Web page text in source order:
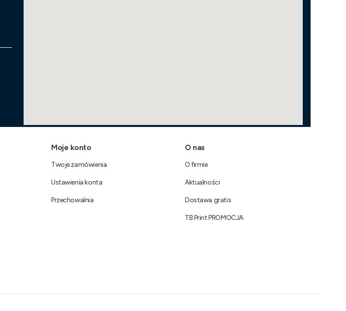
Moje konto
Twoje zamówienia
Ustawienia konta
Przechowalnia
O nas
O firmie
Aktualności
Dostawa gratis
TB Print PROMOCJA